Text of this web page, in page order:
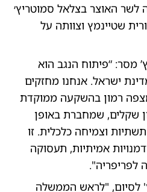
לשר האוצר בצלאל סמוטריץ׳
שטיינמץ וצוותה על
מסר: “פיתוח הנגב הוא
ישראל. אנחנו מחזקים
רמון בהשקעה ממוקדת
של 100 מיליון שקלים, שמחברת באופן
וצמיחה כלכלית. זו
אמיתיות, תעסוקה
לפריפריה".
לסיום, "לראש הממשלה